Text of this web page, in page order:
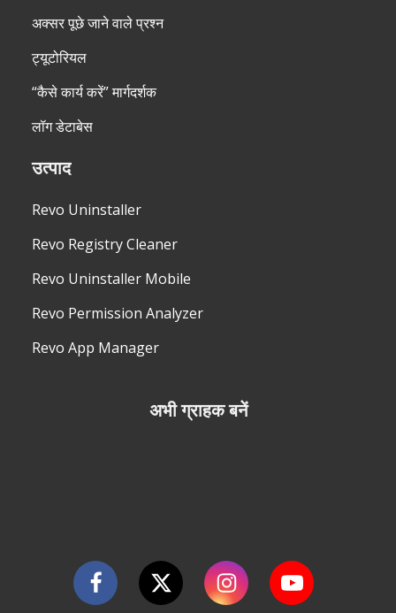
अक्सर पूछे जाने वाले प्रश्न
ट्यूटोरियल
“कैसे कार्य करें” मार्गदर्शक
लॉग डेटाबेस
उत्पाद
Revo Uninstaller
Revo Registry Cleaner
Revo Uninstaller Mobile
Revo Permission Analyzer
Revo App Manager
अभी ग्राहक बनें